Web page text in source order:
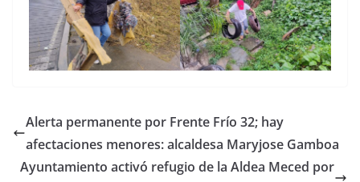
Alerta permanente por Frente Frío 32; hay
afectaciones menores: alcaldesa Maryjose Gamboa
Ayuntamiento activó refugio de la Aldea Meced por